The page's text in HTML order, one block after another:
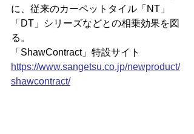
に、従来のカーペットタイル「NT」
「DT」シリーズなどとの相乗効果を図
る。
「ShawContract」特設サイト
https://www.sangetsu.co.jp/newproduct/
shawcontract/